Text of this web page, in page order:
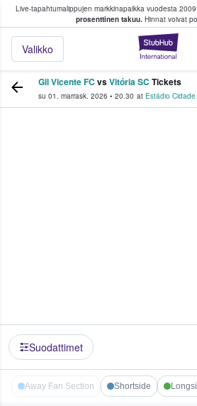
Live-tapahtumalippujen markkinapaikka vuodesta 2009.
prosenttinen takuu. Hinnat voivat
Valikko
fanit ostavat ja myyvät
Gil Vicente FC vsVitória SC Tickets
su 01. marrask. 2026 • 20.30 at Estádio
Suodattimet
Away Fan Section Shortside